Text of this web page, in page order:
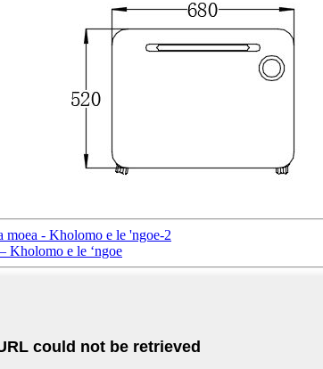
moea - Kholomo e le 'ngoe-2
Kholomo e le ‘ngoe